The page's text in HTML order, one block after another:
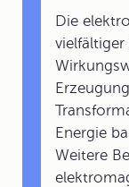
Die
Energie
Weitere